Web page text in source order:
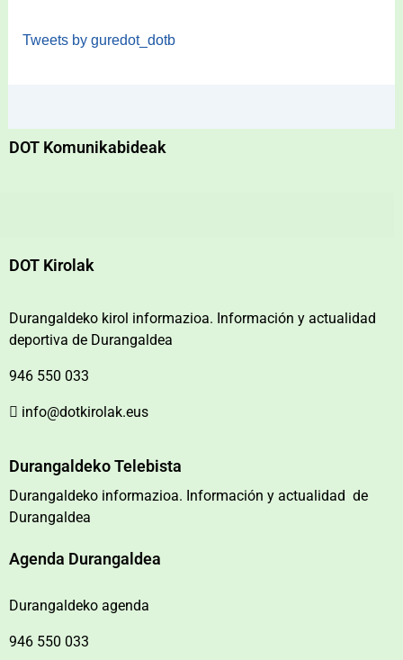
Tweets by guredot_dotb
DOT Komunikabideak
DOT Kirolak
Durangaldeko kirol informazioa. Información y actualidad
deportiva de Durangaldea
946 550 033
info@dotkirolak.eus
Durangaldeko Telebista
Durangaldeko informazioa. Información y actualidad de
Durangaldea
Agenda Durangaldea
Durangaldeko agenda
946 550 033